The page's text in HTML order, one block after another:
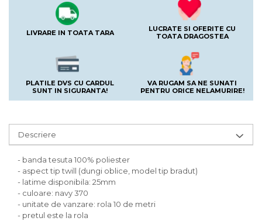
LIVRARE IN TOATA TARA
LUCRATE SI OFERITE CU
TOATA DRAGOSTEA
PLATILE DVS CU CARDUL
SUNT IN SIGURANTA!
VA RUGAM SA NE SUNATI
PENTRU ORICE NELAMURIRE!
Descriere
- banda tesuta 100% poliester
- aspect tip twill (dungi oblice, model tip bradut)
- latime disponibila: 25mm
- culoare: navy 370
- unitate de vanzare: rola 10 de metri
- pretul este la rola